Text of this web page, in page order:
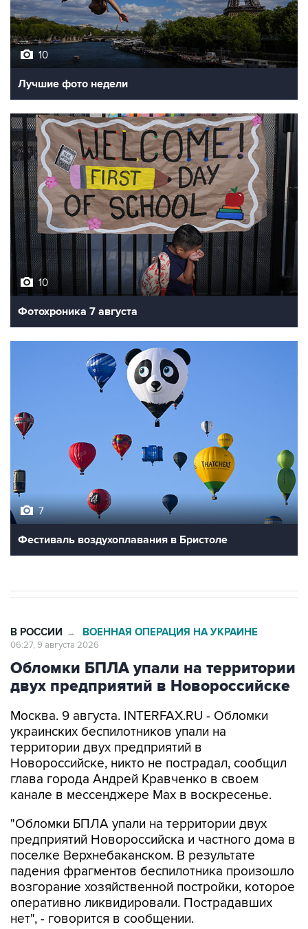
10
Лучшие фото недели
10
Фотохроника 7 августа
7
Фестиваль воздухоплавания в Бристоле
В РОССИИ → ВОЕННАЯ ОПЕРАЦИЯ НА УКРАИНЕ
06:27, 9 августа 2026
Обломки БПЛА упали на территории
двух предприятий в Новороссийске
Москва. 9 августа. INTERFAX.RU - Обломки
украинских беспилотников упали на
территории двух предприятий в
Новороссийске, никто не пострадал, сообщил
глава города Андрей Кравченко в своем
канале в мессенджере Max в воскресенье.
"Обломки БПЛА упали на территории двух
предприятий Новороссийска и частного дома в
поселке Верхнебаканском. В результате
падения фрагментов беспилотника произошло
возгорание хозяйственной постройки, которое
оперативно ликвидировали. Пострадавших
нет", - говорится в сообщении.